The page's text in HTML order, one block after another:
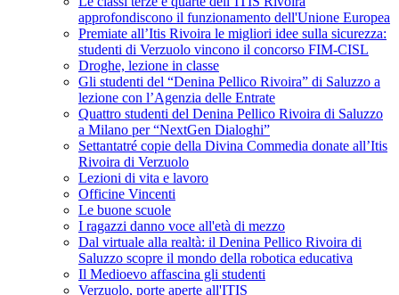
approfondiscono il funzionamento dell'Unione Europea
Premiate all’Itis Rivoira le migliori idee sulla sicurezza:
studenti di Verzuolo vincono il concorso FIM-CISL
Droghe, lezione in classe
Gli studenti del “Denina Pellico Rivoira” di Saluzzo a
lezione con l’Agenzia delle Entrate
Quattro studenti del Denina Pellico Rivoira di Saluzzo
a Milano per “NextGen Dialoghi”
Settantatré copie della Divina Commedia donate all’Itis
Rivoira di Verzuolo
Lezioni di vita e lavoro
Officine Vincenti
Le buone scuole
I ragazzi danno voce all'età di mezzo
Dal virtuale alla realtà: il Denina Pellico Rivoira di
Saluzzo scopre il mondo della robotica educativa
Il Medioevo affascina gli studenti
Verzuolo, porte aperte all'ITIS